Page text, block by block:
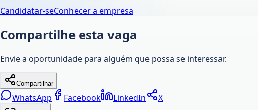
Candidatar-seConhecer a empresa
Compartilhe esta vaga
Envie a oportunidade para alguém que possa se interessar.
Compartilhar
WhatsApp Facebook LinkedIn X